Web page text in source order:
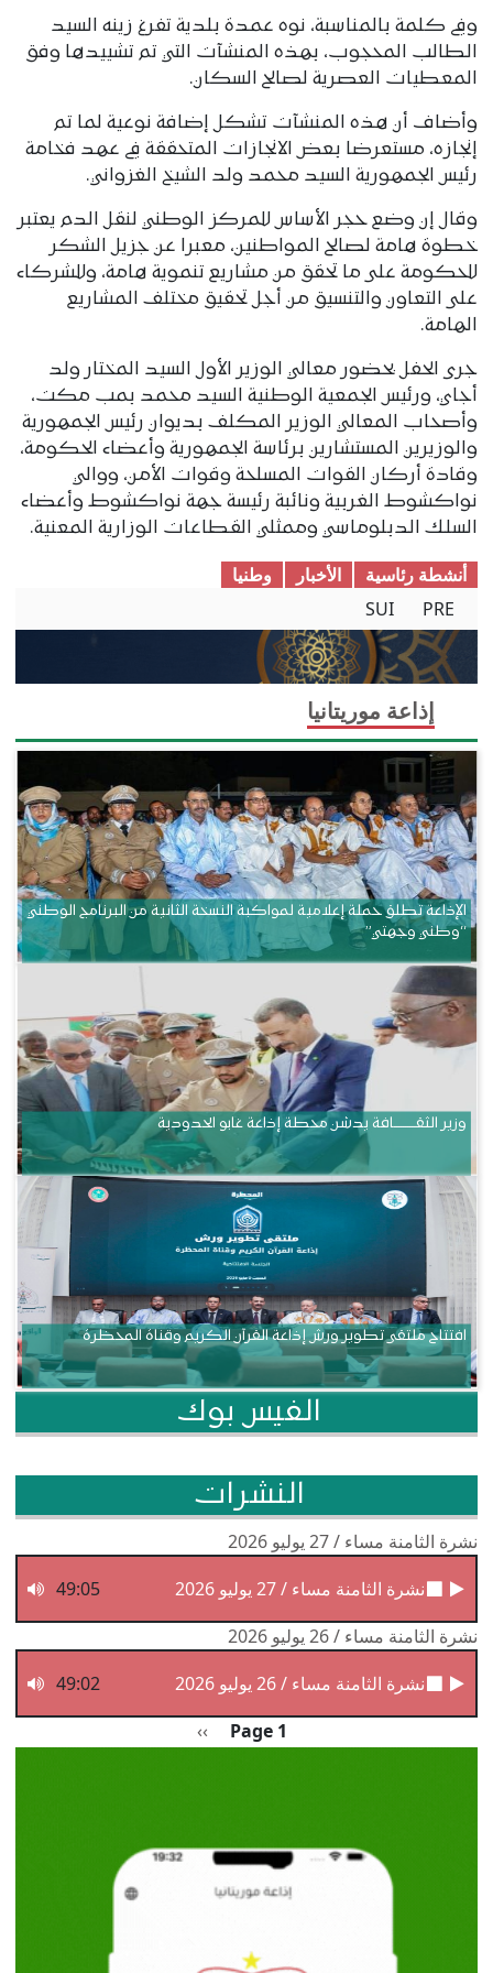
وفي كلمة بالمناسبة، نوه عمدة بلدية تفرغ زينه السيد
الطالب المحجوب، بهذه المنشآت التي تم تشييدها وفق
المعطيات العصرية لصالح السكان.
وأضاف أن هذه المنشآت تشكل إضافة نوعية لما تم
إنجازه، مستعرضا بعض الانجازات المتحققة في عهد فخامة
رئيس الجمهورية السيد محمد ولد الشيخ الغزواني.
وقال إن وضع حجر الأساس للمركز الوطني لنقل الدم يعتبر
خطوة هامة لصالح المواطنين، معبرا عن جزيل الشكر
للحكومة على ما تحقق من مشاريع تنموية هامة، وللشركاء
على التعاون والتنسيق من أجل تحقيق مختلف المشاريع
الهامة.
جرى الحفل بحضور معالي الوزير الأول السيد المختار ولد
أجاي، ورئيس الجمعية الوطنية السيد محمد بمب مكت،
وأصحاب المعالي الوزير المكلف بديوان رئيس الجمهورية
والوزيرين المستشارين برئاسة الجمهورية وأعضاء الحكومة،
وقادة أركان القوات المسلحة وقوات الأمن، ووالي
نواكشوط الغربية ونائبة رئيسة جهة نواكشوط وأعضاء
السلك الدبلوماسي وممثلي القطاعات الوزارية المعنية.
أنشطة رئاسية الأخبار
وطنیا
PRE
SUI
إذاعة موريتانيا
الإذاعة تطلق حملة إعلامية لمواكبة النسخة الثانية من البرنامج الوطني
“وطني وجهتي”
وزير الثقــــــــــافة يدشن محطة إذاعة غابو الحدودية
افتتاح ملتقى تطوير ورش إذاعة القرآن الكريم وقناة المحظرة
الفيس بوك
النشرات
نشرة الثامنة مساء / 27 يوليو 2026
نشرة الثامنة مساء / 27 يوليو 2026
49:05
نشرة الثامنة مساء / 26 يوليو 2026
نشرة الثامنة مساء / 26 يوليو 2026
49:02
Page 1 الصفحة التالية
››